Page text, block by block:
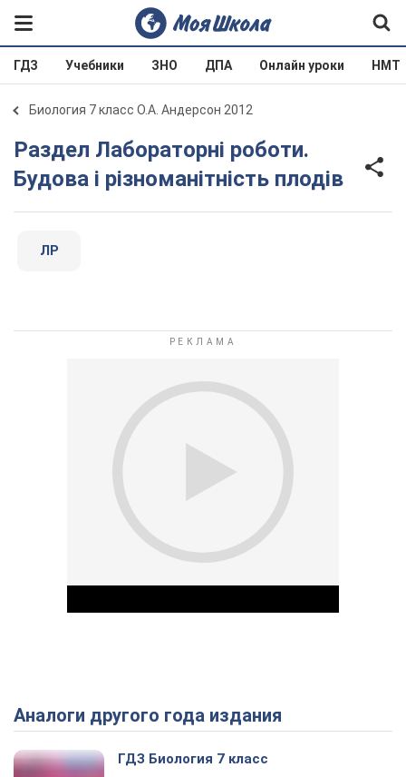
ГДЗ Учебники ЗНО ДПА Онлайн уроки НМТ
Биология 7 класс О.А. Андерсон 2012
Раздел Лабораторні роботи.
Будова і різноманітність плодів
ЛР
Play Video
Аналоги другого года издания
ГДЗ Биология 7 класс